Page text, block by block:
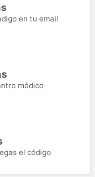
en tu email
médico
el código